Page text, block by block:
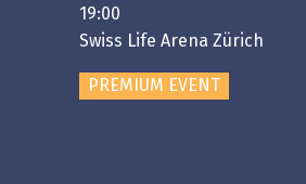
19:00
Swiss Life Arena Zürich
PREMIUM EVENT